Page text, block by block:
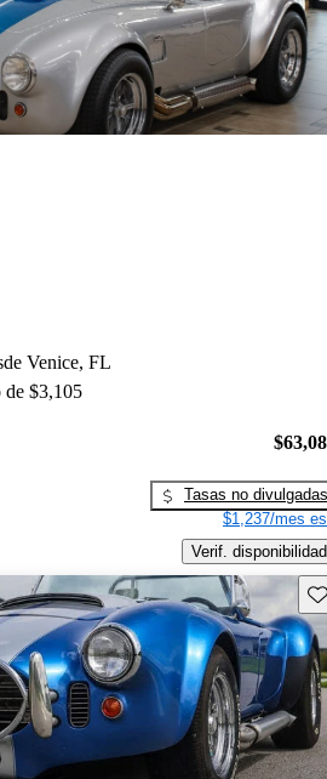
Venice, FL
$3,105
Tasas no divulgadas
$1,237/mes
Verif. disponibilidad